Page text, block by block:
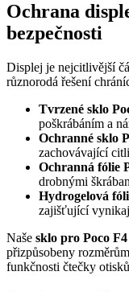
Ochrana
bezpečnosti
Displej je nejcitlivější
různorodá řešení
Tvrzené sklo
poškrábáním a
Ochranné sklo
zachovávající
Ochranná fólie
drobnými
Hydrogelová
zajišťující
Naše sklo pro Poco
přizpůsobeny
funkčnosti čtečky